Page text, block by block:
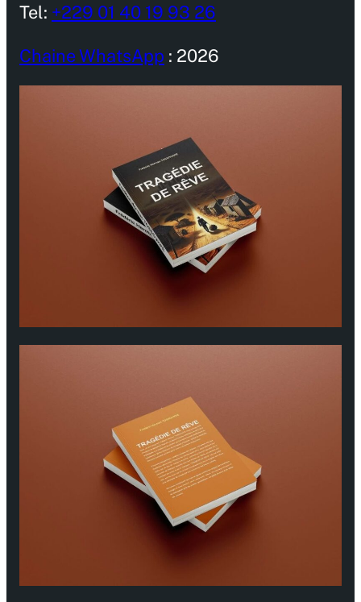
Tel: +229 01 40 19 93 26
Chaine WhatsApp : 2026